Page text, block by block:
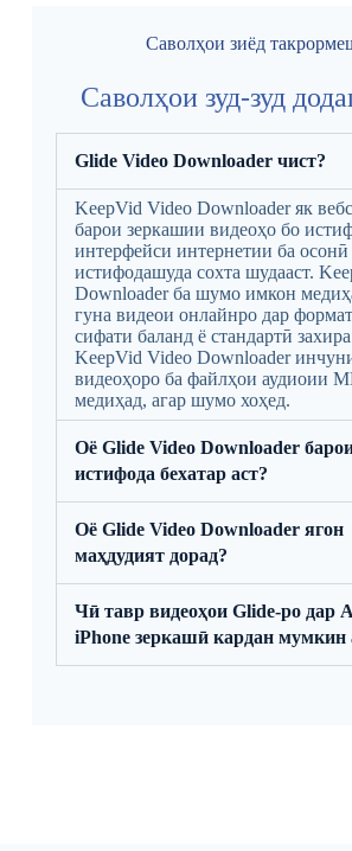
Саволҳои зиёд
Саволҳои зуд-зуд
Glide Video Downloader чист?
KeepVid Video Downloader як
барои зеркашии видеоҳо бо
интерфейси интернетии ба осонӣ
истифодашуда сохта шудааст.
Downloader ба шумо имкон
гуна видеои онлайнро дар
сифати баланд ё стандартӣ
KeepVid Video Downloader
видеоҳоро ба файлҳои аудиоии
медиҳад, агар шумо хоҳед.
Оё Glide Video Downloader
истифода бехатар аст?
Оё Glide Video Downloader ягон
маҳдудият дорад?
Чӣ тавр видеоҳои Glide-ро дар
iPhone зеркашӣ кардан мумкин